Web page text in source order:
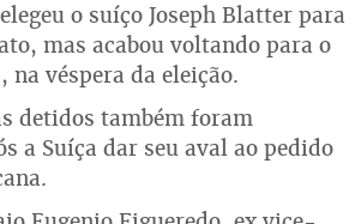
o suíço Joseph Blatter para
mas acabou voltando para o
na véspera da eleição.
detidos também foram
a Suíça dar seu aval ao pedido